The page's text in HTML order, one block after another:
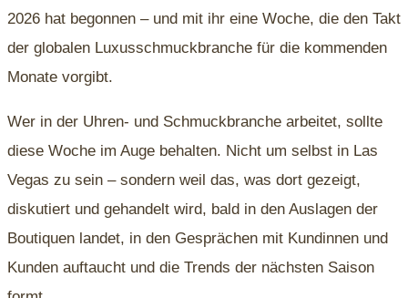
2026 hat begonnen – und mit ihr eine Woche, die den Takt
der globalen Luxusschmuckbranche für die kommenden
Monate vorgibt.
Wer in der Uhren- und Schmuckbranche arbeitet, sollte
diese Woche im Auge behalten. Nicht um selbst in Las
Vegas zu sein – sondern weil das, was dort gezeigt,
diskutiert und gehandelt wird, bald in den Auslagen der
Boutiquen landet, in den Gesprächen mit Kundinnen und
Kunden auftaucht und die Trends der nächsten Saison